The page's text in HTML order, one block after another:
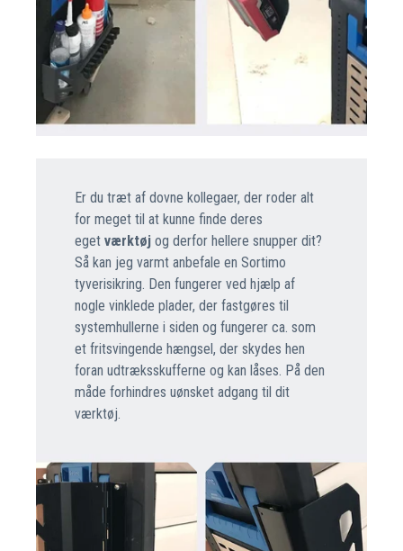
Er du træt af dovne kollegaer, der roder alt
for meget til at kunne finde deres
eget værktøj og derfor hellere snupper dit?
Så kan jeg varmt anbefale en Sortimo
tyverisikring. Den fungerer ved hjælp af
nogle vinklede plader, der fastgøres til
systemhullerne i siden og fungerer ca. som
et fritsvingende hængsel, der skydes hen
foran udtræksskufferne og kan låses. På den
måde forhindres uønsket adgang til dit
værktøj.